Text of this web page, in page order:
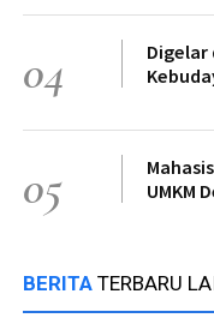
04
Digelar
05
UMKM
BERITA TERBARU